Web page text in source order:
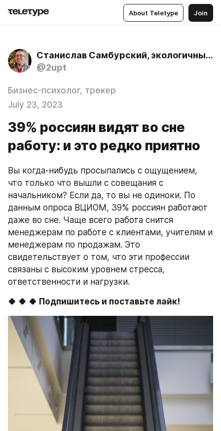
About Teletype Join
Станислав Самбурский, экологичный психолог
@2upt
Бизнес-психолог, трекер
July 23, 2023
39% россиян видят во сне
работу: и это редко приятно
Вы когда-нибудь просыпались с ощущением,
что только что вышли с совещания с
начальником? Если да, то вы не одиноки. По
данным опроса ВЦИОМ, 39% россиян работают
даже во сне. Чаще всего работа снится
менеджерам по работе с клиентами, учителям и
менеджерам по продажам. Это
свидетельствует о том, что эти профессии
связаны с высоким уровнем стресса,
ответственности и нагрузки.
🍀 🍀 🍀 Подпишитесь и поставьте лайк!